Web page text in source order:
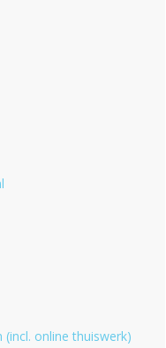
online thuiswerk)